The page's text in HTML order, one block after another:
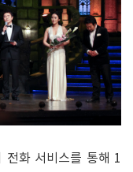
전화 서비스를 통해 1